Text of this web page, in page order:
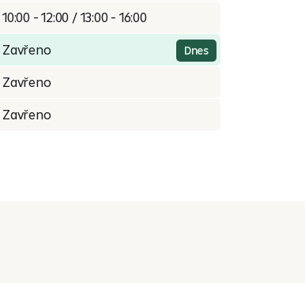
10:00 - 12:00 / 13:00 - 16:00
Zavřeno Dnes
Zavřeno
Zavřeno